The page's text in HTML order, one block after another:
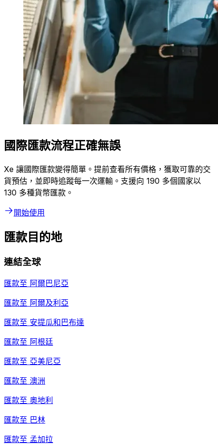
國際匯款流程正確無誤
Xe 讓國際匯款變得簡單。提前查看所有價格，獲取可靠的交
貨預估，並即時追蹤每一次運輸。支援向 190 多個國家以
130 多種貨幣匯款。
開始使用
匯款目的地
連結全球
匯款至 阿爾巴尼亞
匯款至 阿爾及利亞
匯款至 安提瓜和巴布達
匯款至 阿根廷
匯款至 亞美尼亞
匯款至 澳洲
匯款至 奧地利
匯款至 巴林
匯款至 孟加拉